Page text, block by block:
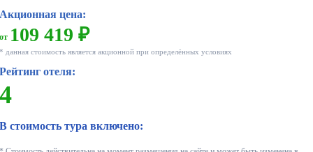
Акционная цена:
от 109 419 ₽
* данная стоимость является акционной при определённых условиях
Рейтинг отеля:
4
В стоимость тура включено: